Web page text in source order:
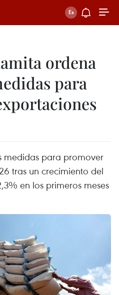
ordena
para
medidas para promover
tras un crecimiento del
en los primeros meses